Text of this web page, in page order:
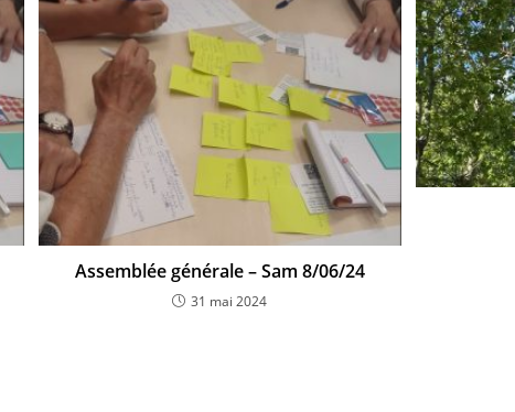
Assemblée générale – Sam 8/06/24
31 mai 2024